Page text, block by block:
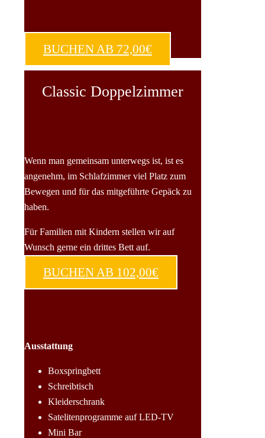
BUCHEN AB 72,00€
Classic Doppelzimmer
Wenn man gemeinsam unterwegs ist, ist es
angenehm, im Schlafzimmer viel Platz zum
Bewegen und für das mitgeführte Gepäck zu
haben.
Für Familien mit Kindern stellen wir auf
Wunsch gerne ein drittes Bett auf.
BUCHEN AB 102,00€
Ausstattung
Boxspringbett
Schreibtisch
Kleiderschrank
Satelitenprogramme auf LED-TV
Mini Bar